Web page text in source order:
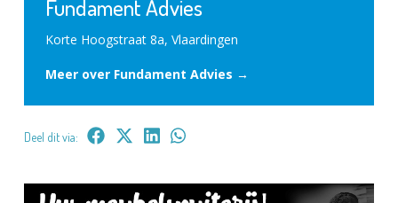
Fundament Advies
Korte Hoogstraat 8a, Vlaardingen
Meer over Fundament Advies →
Deel dit via: